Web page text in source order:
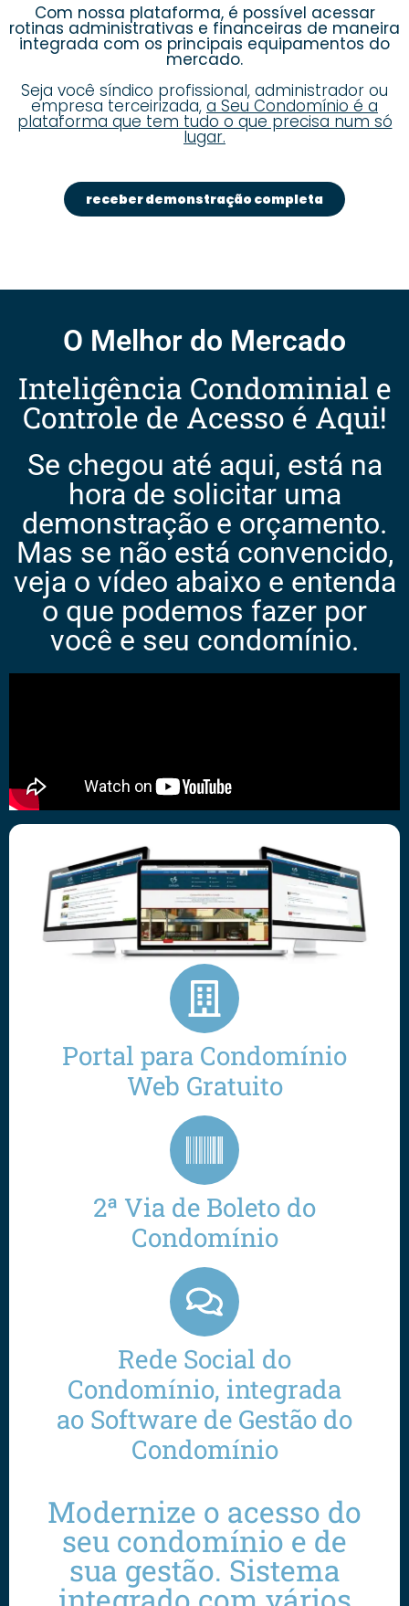
Com nossa plataforma, é possível acessar
rotinas administrativas e financeiras de maneira
integrada com os principais equipamentos do
mercado.
Seja você síndico profissional, administrador ou
empresa terceirizada, a Seu Condomínio é a
plataforma que tem tudo o que precisa num só
lugar.
receber demonstração completa
O Melhor do Mercado
Inteligência Condominial e
Controle de Acesso é Aqui!
Se chegou até aqui, está na
hora de solicitar uma
demonstração e orçamento.
Mas se não está convencido,
veja o vídeo abaixo e entenda
o que podemos fazer por
você e seu condomínio.
Portal para Condomínio
Web Gratuito
2ª Via de Boleto do
Condomínio
Rede Social do
Condomínio, integrada
ao Software de Gestão do
Condomínio
Modernize o acesso do
seu condomínio e de
sua gestão. Sistema